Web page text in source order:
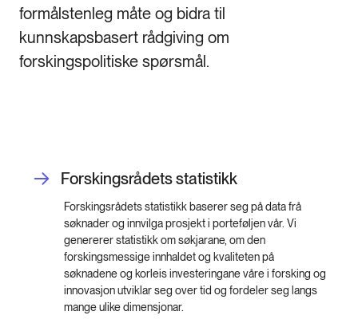
formålstenleg måte og bidra til
kunnskapsbasert rådgiving om
forskingspolitiske spørsmål.
Forskingsrådets statistikk
Forskingsrådets statistikk baserer seg på data frå
søknader og innvilga prosjekt i porteføljen vår. Vi
genererer statistikk om søkjarane, om den
forskingsmessige innhaldet og kvaliteten på
søknadene og korleis investeringane våre i forsking og
innovasjon utviklar seg over tid og fordeler seg langs
mange ulike dimensjonar.